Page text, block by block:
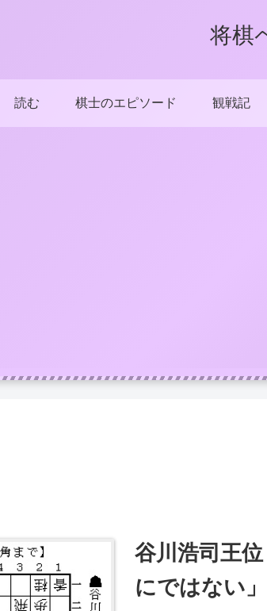
将棋
読む 棋士のエピソード 観戦記
谷川浩司王
にではない」